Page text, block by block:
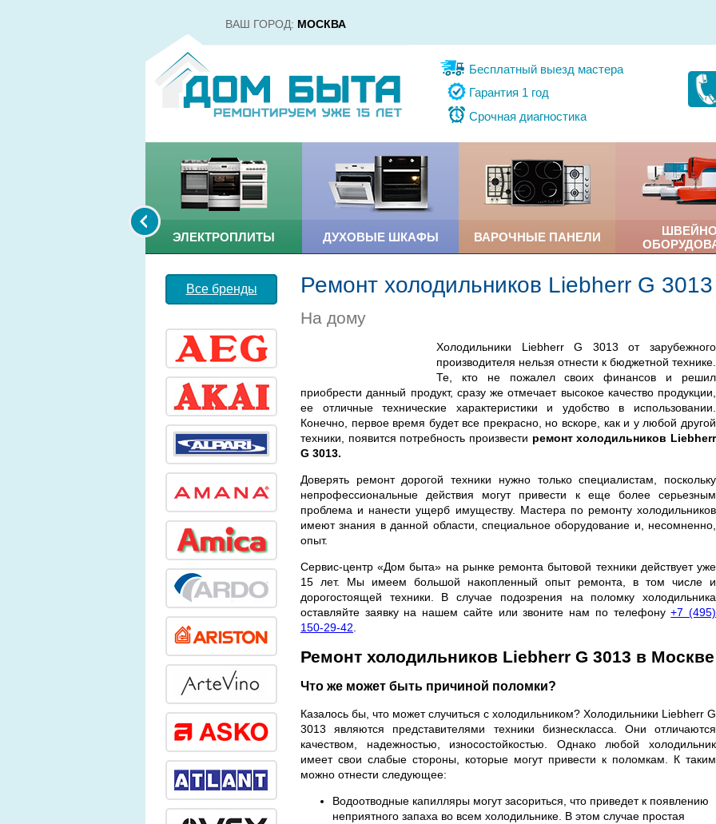
ВАШ ГОРОД: МОСКВА
Бесплатный выезд мастера
Гарантия 1 год
Срочная диагностика
ЭЛЕКТРОПЛИТЫ ДУХОВЫЕ ШКАФЫ ВАРОЧНЫЕ ПАНЕЛИ
Все бренды Ремонт холодильников Liebherr G 3013
На дому
Холодильники Liebherr G 3013 от зарубежного
производителя нельзя отнести к бюджетной технике.
Те, кто не пожалел своих финансов и решил
приобрести данный продукт, сразу же отмечает высокое качество продукции,
ее отличные технические характеристики и удобство в использовании.
Конечно, первое время будет все прекрасно, но вскоре, как и у любой другой
техники, появится потребность произвести ремонт холодильников Liebherr
G 3013.
Доверять ремонт дорогой техники нужно только специалистам, поскольку
непрофессиональные действия могут привести к еще более серьезным
проблема и нанести ущерб имуществу. Мастера по ремонту холодильников
имеют знания в данной области, специальное оборудование и, несомненно,
опыт.
Сервис-центр «Дом быта» на рынке ремонта бытовой техники действует уже
15 лет. Мы имеем большой накопленный опыт ремонта, в том числе и
дорогостоящей техники. В случае подозрения на поломку холодильника
оставляйте заявку на нашем сайте или звоните нам по телефону+7 (495)
150-29-42
Ремонт холодильников Liebherr G 3013 в Москве
Что же может быть причиной поломки?
Казалось бы, что может случиться с холодильником? Холодильники Liebherr G
3013 являются представителями техники бизнескласса. Они отличаются
качеством, надежностью, износостойкостью. Однако любой холодильник
имеет свои слабые стороны, которые могут привести к поломкам. К таким
можно отнести следующее:
Водоотводные капилляры могут засориться, что приведет к появлению
неприятного запаха во всем холодильнике. В этом случае простая